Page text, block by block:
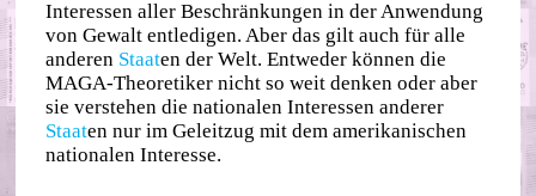
Interessen aller Beschränkungen in der Anwendung
von Gewalt entledigen. Aber das gilt auch für alle
anderen Staaten der Welt. Entweder können die
MAGA-Theoretiker nicht so weit denken oder aber
sie verstehen die nationalen Interessen anderer
Staaten nur im Geleitzug mit dem amerikanischen
nationalen Interesse.